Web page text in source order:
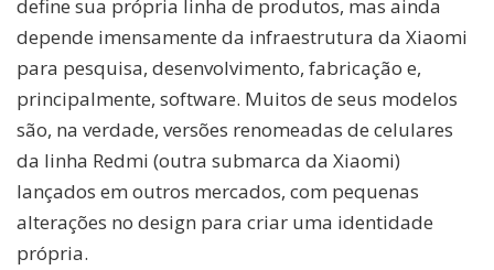
define sua própria linha de produtos, mas ainda
depende imensamente da infraestrutura da Xiaomi
para pesquisa, desenvolvimento, fabricação e,
principalmente, software. Muitos de seus modelos
são, na verdade, versões renomeadas de celulares
da linha Redmi (outra submarca da Xiaomi)
lançados em outros mercados, com pequenas
alterações no design para criar uma identidade
própria.